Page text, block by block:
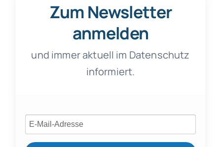
Zum Newsletter
anmelden
und immer aktuell im Datenschutz
informiert.